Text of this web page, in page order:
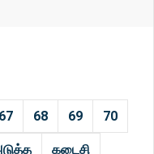
67 68 69 70
கடைசி